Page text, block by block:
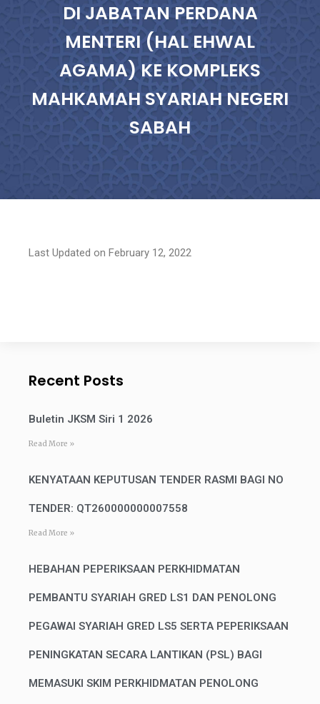
DI JABATAN PERDANA
MENTERI (HAL EHWAL
AGAMA) KE KOMPLEKS
MAHKAMAH SYARIAH NEGERI
SABAH
Last Updated on February 12, 2022
Recent Posts
Buletin JKSM Siri 1 2026
Read More »
KENYATAAN KEPUTUSAN TENDER RASMI BAGI NO
TENDER: QT260000000007558
Read More »
HEBAHAN PEPERIKSAAN PERKHIDMATAN
PEMBANTU SYARIAH GRED LS1 DAN PENOLONG
PEGAWAI SYARIAH GRED LS5 SERTA PEPERIKSAAN
PENINGKATAN SECARA LANTIKAN (PSL) BAGI
MEMASUKI SKIM PERKHIDMATAN PENOLONG